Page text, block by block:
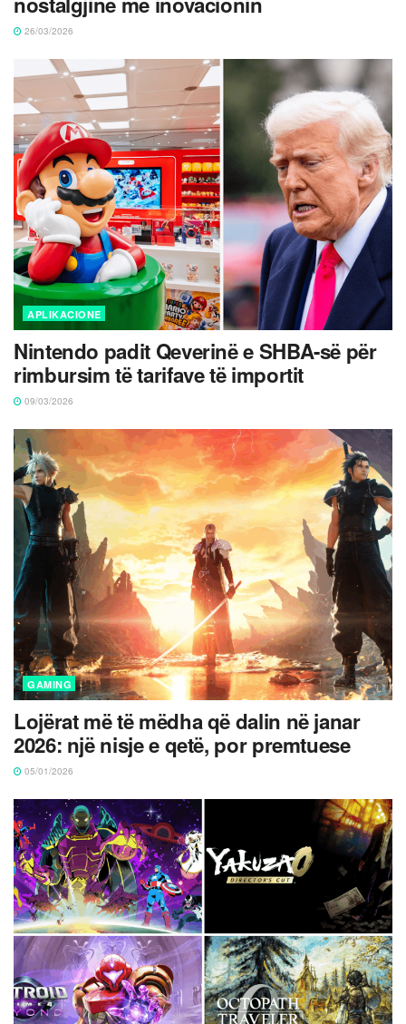
26/03/2026
APLIKACIONE
Nintendo padit Qeverinë e SHBA-së për
rimbursim të tarifave të importit
09/03/2026
GAMING
Lojërat më të mëdha që dalin në janar
2026: një nisje e qetë, por premtuese
05/01/2026